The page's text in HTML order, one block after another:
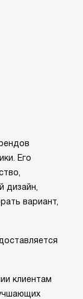
Его
дизайн,
вариант,
клиентам